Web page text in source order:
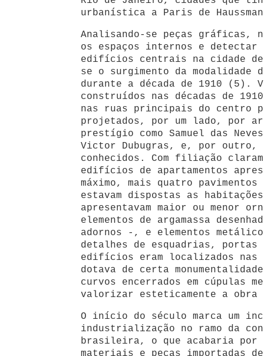
urbanística a Paris de
Analisando-se peças gráficas,
os espaços internos e detectar
edifícios centrais na cidade de
se o surgimento da modalidade
durante a década de 1910 (5).
construídos nas décadas de
nas ruas principais do centro
projetados, por um lado, por
prestígio como Samuel das
Victor Dubugras, e, por outro,
conhecidos. Com filiação
edifícios de apartamentos
máximo, mais quatro
estavam dispostas as
apresentavam maior ou menor
elementos de argamassa
adornos -, e elementos
detalhes de esquadrias,
edifícios eram localizados nas
dotava de certa
curvos encerrados em cúpulas
valorizar esteticamente a
O início do século marca um
industrialização no ramo da
brasileira, o que acabaria por
materiais e peças importadas